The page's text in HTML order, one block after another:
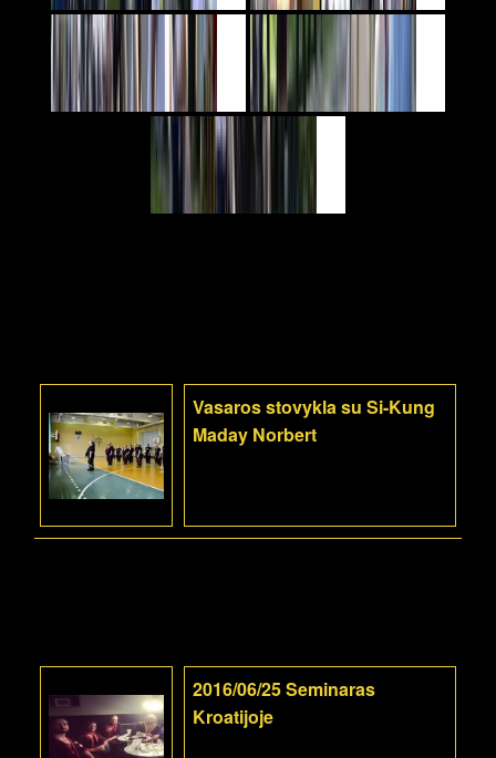
Vasaros stovykla su Si-Kung
Maday Norbert
2016/06/25 Seminaras
Kroatijoje